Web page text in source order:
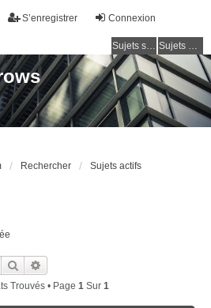
Connexion
S’enregistrer
Sujets sans réponse Sujets actifs
Rechercher Sujets actifs
Rechercher
Trouvés • Page 1Sur 1